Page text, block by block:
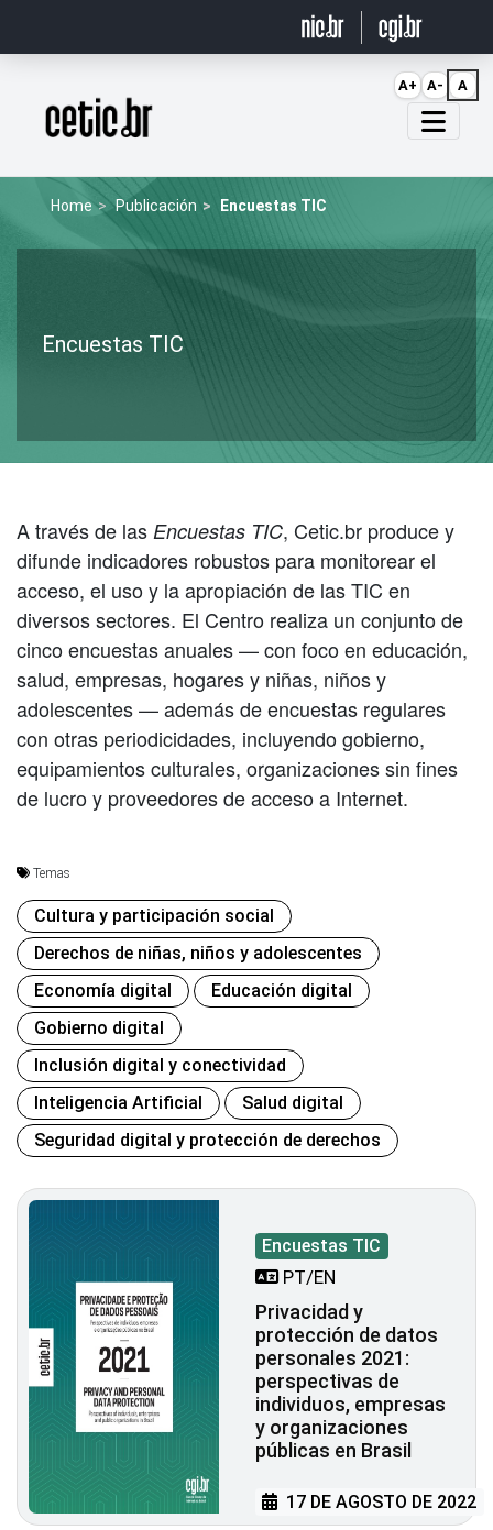
Página inicial
Home Publicación Encuestas TIC
Encuestas TIC
A través de las Encuestas TIC, Cetic.br produce y
difunde indicadores robustos para monitorear el
acceso, el uso y la apropiación de las TIC en
diversos sectores. El Centro realiza un conjunto de
cinco encuestas anuales — con foco en educación,
salud, empresas, hogares y niñas, niños y
adolescentes — además de encuestas regulares
con otras periodicidades, incluyendo gobierno,
equipamientos culturales, organizaciones sin fines
de lucro y proveedores de acceso a Internet.
Temas
Cultura y participación social
Derechos de niñas, niños y adolescentes
Economía digital
Educación digital
Gobierno digital
Inclusión digital y conectividad
Inteligencia Artificial
Salud digital
Seguridad digital y protección de derechos
Encuestas TIC
PT/EN
Privacidad y
protección de datos
personales 2021:
perspectivas de
individuos, empresas
y organizaciones
públicas en Brasil
17 DE AGOSTO DE 2022
A+ A- A